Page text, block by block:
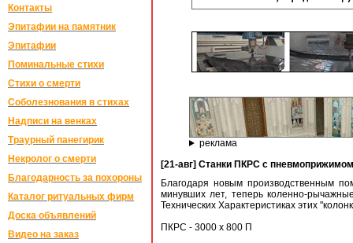
Контакты
Эпитафии на памятник
Эпитафии
Поминальные стихи
Стихи о смерти
Соболезнования в стихах
Надписи на венках
Траурный панегирик
Некролог о смерти
Благодарность за похороны
Каталог ритуальных фирм
Доска объявлений
Видео на заказ
реклама
[21-авг] Станки ПКРС с
Благодаря новым производственным
минувших лет, теперь коленно-
Технических Характеристиках этих
ПКРС - 3000 х 800 П